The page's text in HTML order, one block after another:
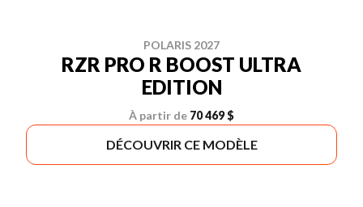
POLARIS 2027
RZR PRO R BOOST ULTRA
EDITION
À partir de 70 469 $
DÉCOUVRIR CE MODÈLE